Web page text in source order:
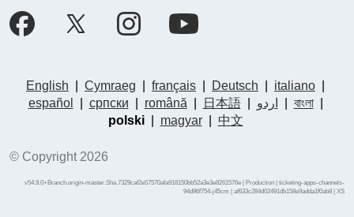
English Cymraeg français Deutsch italiano
español
српски română 日本語| اردو বাংলা|
polski| magyar| 中文
© Copyright 2026
v54.9.0+Branch.origin-master.Sha.7329caf2e57570afa918150bb52a3e3e8261576e | Production | ticketing-apps-channels-
94d96f754-j45cm | af633c284d02491db158e9adda1f0ab8 | XS